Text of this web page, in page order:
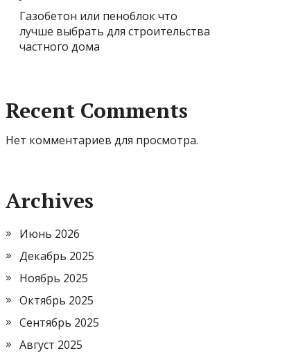
Газобетон или пеноблок что
лучше выбрать для строительства
частного дома
Recent Comments
Нет комментариев для просмотра.
Archives
Июнь 2026
Декабрь 2025
Ноябрь 2025
Октябрь 2025
Сентябрь 2025
Август 2025